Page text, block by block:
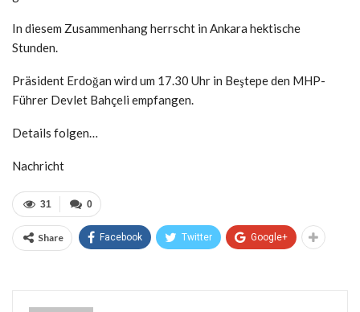
In diesem Zusammenhang herrscht in Ankara hektische
Stunden.
Präsident Erdoğan wird um 17.30 Uhr in Beştepe den MHP-
Führer Devlet Bahçeli empfangen.
Details folgen…
Nachricht
0
31
Share Facebook Twitter Google+